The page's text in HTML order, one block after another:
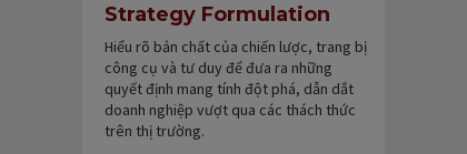
Hiểu rõ bản chất của chiến lược, trang bị
công cụ và tư duy để đưa ra những
quyết định mang tính đột phá, dẫn dắt
doanh nghiệp vượt qua các thách thức
trên thị trường.
Strategy Formulation